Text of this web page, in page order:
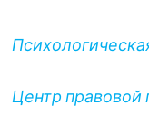
Центр